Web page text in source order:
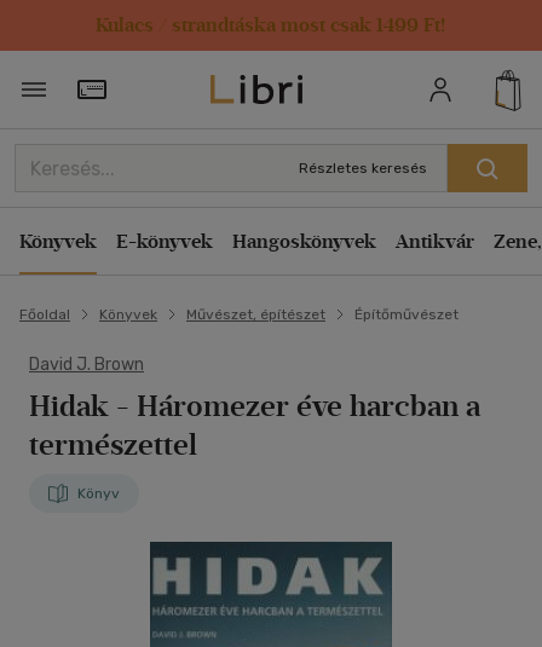
Kulacs / strandtáska most csak 1499 Ft!
Törzsvásárlói Kártya adatai
Részletes keresés
Könyvek E-könyvek Hangoskönyvek Antikvár
Főoldal Könyvek Művészet, építészet Építőművészet
David J. Brown
Hidak - Háromezer éve harcban a
természettel
Könyv